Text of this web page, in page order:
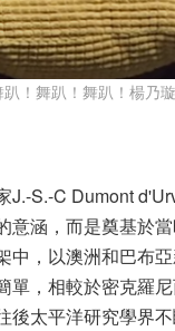
！舞趴！舞趴！楊乃
J.-S.-C Dumont
意涵，而是奠基於
，以澳洲和巴布
，相較於密克羅
後太平洋研究學界